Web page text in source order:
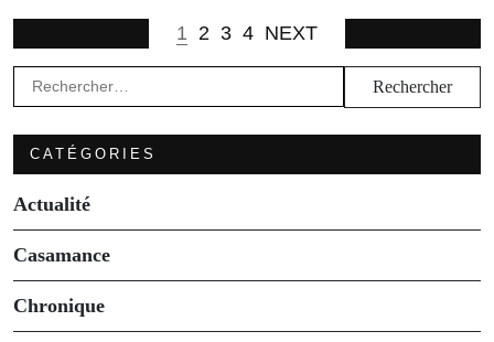
1 2 3 4 NEXT
Rechercher :
CATÉGORIES
Actualité
Casamance
Chronique